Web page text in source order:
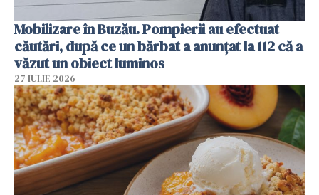
Mobilizare în Buzău. Pompierii au efectuat
căutări, după ce un bărbat a anunțat la 112 că a
văzut un obiect luminos
27 IULIE 2026